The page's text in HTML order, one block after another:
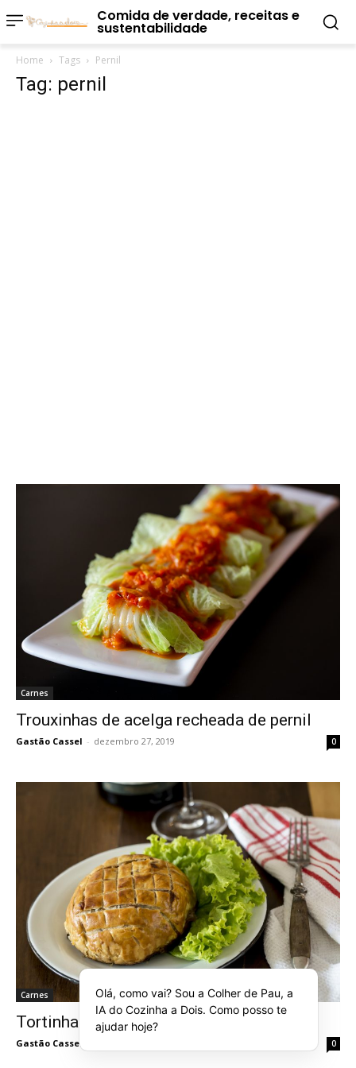
Comida de verdade, receitas e
sustentabilidade
Home Tags Pernil
Tag: pernil
Carnes
Trouxinhas de acelga recheada de pernil
Gastão Cassel - dezembro 27, 2019 0
Carnes
Tortinha de porco com maçãs e nozes
Gastão Cassel 0
Olá, como vai? Sou a Colher de Pau, a
IA do Cozinha a Dois. Como posso te
ajudar hoje?